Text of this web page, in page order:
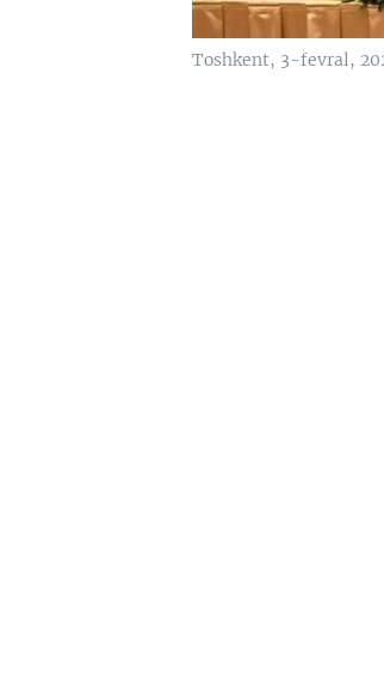
Toshkent, 3-fevral,